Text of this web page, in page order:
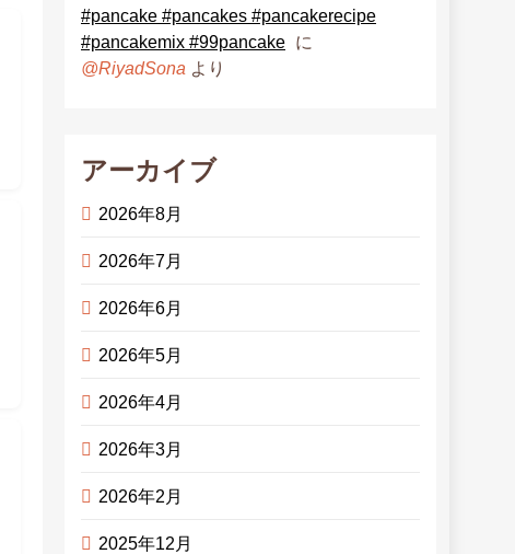
#pancake #pancakes #pancakerecipe
#pancakemix #99pancake に
@RiyadSona より
アーカイブ
2026年8月
2026年7月
2026年6月
2026年5月
2026年4月
2026年3月
2026年2月
2025年12月